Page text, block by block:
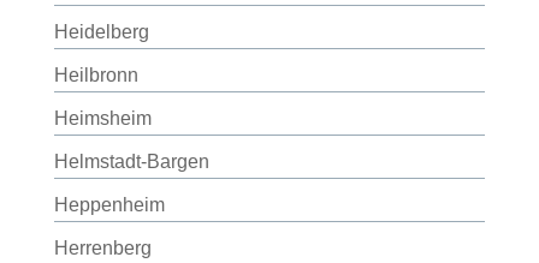
Heidelberg
Heilbronn
Heimsheim
Helmstadt-Bargen
Heppenheim
Herrenberg